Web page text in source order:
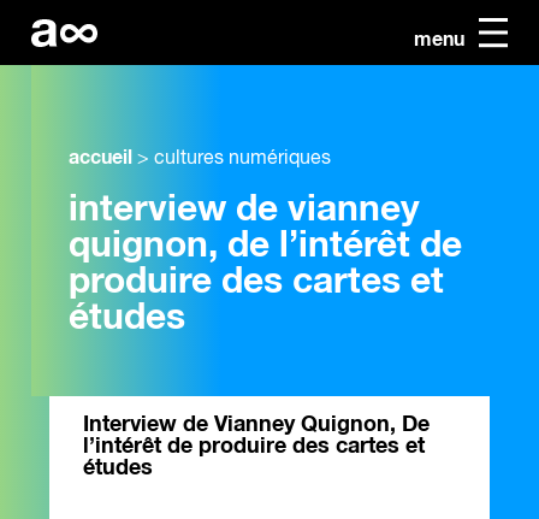
menu
accueil > cultures numériques
interview de vianney
quignon, de l’intérêt de
produire des cartes et
études
Interview de Vianney Quignon, De
l’intérêt de produire des cartes et
études